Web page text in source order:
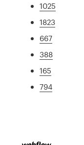
1025
1823
667
388
165
794